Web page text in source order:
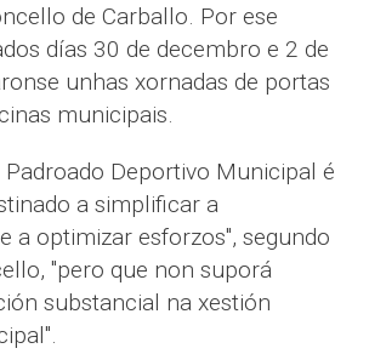
de Carballo. Por ese
días 30 de decembro e 2 de
unhas xornadas de portas
municipais.
Deportivo Municipal é
a simplificar a
a optimizar esforzos", segundo
"pero que non suporá
substancial na xestión